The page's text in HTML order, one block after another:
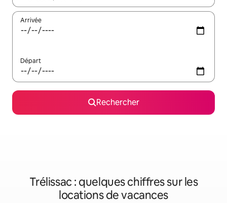
Arrivée
Départ
Rechercher
Trélissac : quelques chiffres sur les
locations de vacances